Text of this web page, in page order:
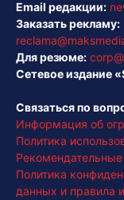
Email редакции:
Заказать рекламу:
Для резюме:
Сетевое издание
Связаться по
Информация об
Политика
Политика
данных и правила